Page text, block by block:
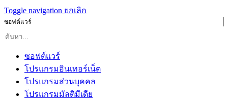
Toggle navigation ยกเลิก
ซอฟต์แวร์
ซอฟต์แวร์
โปรแกรมอินเทอร์เน็ต
โปรแกรมส่วนบุคคล
โปรแกรมมัลติมีเดีย